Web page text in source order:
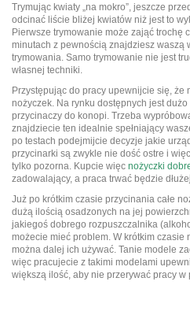
Trymując kwiaty „na mokro”, jeszcze
odcinać liście bliżej kwiatów niż jest to
Pierwsze trymowanie może zająć trochę
minutach z pewnością znajdziesz waszą
trymowania. Samo trymowanie nie jest
własnej techniki.
Przystępując do pracy upewnijcie się,
nożyczek. Na rynku dostępnych jest
przycinaczy do konopi. Trzeba
znajdziecie ten idealnie spełniający
po testach podejmijcie decyzje jakie
przycinarki są zwykle nie dość ostre i
tylko pozorna. Kupcie więc nożyczki
zadowalający, a praca trwać będzie
Już po krótkim czasie przycinania całe
dużą ilością osadzonych na jej
jakiegoś dobrego rozpuszczalnika
możecie mieć problem. W krótkim czasie
można dalej ich używać. Tanie modele
więc pracujecie z takimi modelami
większą ilość, aby nie przerywać pracy w